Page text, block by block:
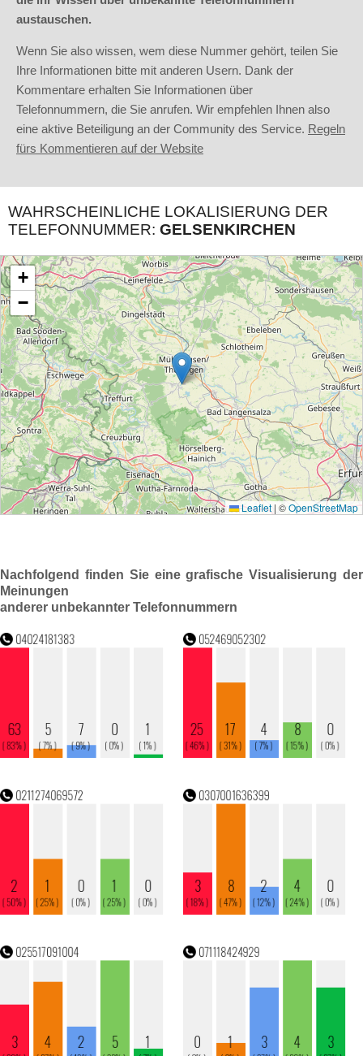
austauschen.
Wenn Sie also wissen, wem diese Nummer gehört, teilen Sie
Ihre Informationen bitte mit anderen Usern. Dank der
Kommentare erhalten Sie Informationen über
Telefonnummern, die Sie anrufen. Wir empfehlen Ihnen also
eine aktive Beteiligung an der Community des Service. Regeln
fürs Kommentieren auf der Website
WAHRSCHEINLICHE LOKALISIERUNG DER
TELEFONNUMMER: GELSENKIRCHEN
Nachfolgend finden Sie eine grafische Visualisierung der
Meinungen
anderer unbekannter Telefonnummern